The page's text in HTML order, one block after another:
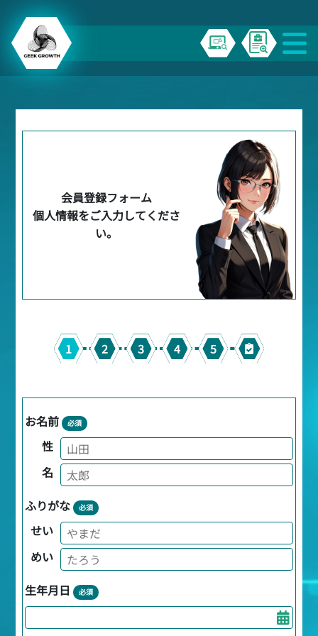
会員登録フォーム
個人情報をご入力してくださ
い。
1 2 3 4 5
お名前 必須
性
名
ふりがな 必須
せい
めい
生年月日 必須